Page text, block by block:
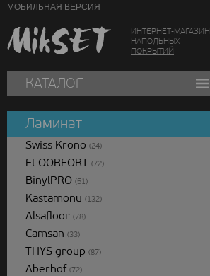
МОБИЛЬНАЯ ВЕРСИЯ
ИНТЕРНЕТ-МАГАЗИН
НАПОЛЬНЫХ
ПОКРЫТИЙ
КАТАЛОГ
Ламинат
Swiss Krono (24)
FLOORFORT (72)
BinylPRO (51)
Kastamonu (132)
Alsafloor (78)
Camsan (33)
THYS group (87)
Aberhof (72)